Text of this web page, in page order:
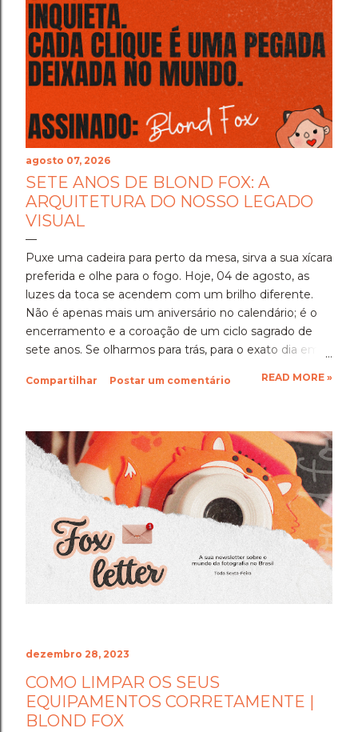
agosto 07, 2026
SETE ANOS DE BLOND FOX: A
ARQUITETURA DO NOSSO LEGADO
VISUAL
Puxe uma cadeira para perto da mesa, sirva a sua xícara
preferida e olhe para o fogo. Hoje, 04 de agosto, as
luzes da toca se acendem com um brilho diferente.
Não é apenas mais um aniversário no calendário; é o
encerramento e a coroação de um ciclo sagrado de
sete anos. ​Se olharmos para trás, para o exato dia em
imagem que vemos é a de uma semente corajosa.
superficial. Sete anos depois, aquela semente não
apenas fincou raízes profundas na terra, como se
tornou uma árvore imensa, com copa forte, capaz de
abrigar, inspirar e guiar uma comunidade inteira de
mentes inquietas. ​Sete é o número da transformação,
do estudo, do domínio da técnica e da conclusão de
um grande ciclo de criação. Chegar aos 7 anos
operando com autonomia, autoridade e
posicionamento de elite é a nossa maior conquista. ​✨️
O QUE APRENDEMOS NO CAMINH...
Compartilhar Postar um comentário READ MORE »
dezembro 28, 2023
COMO LIMPAR OS SEUS
EQUIPAMENTOS CORRETAMENTE |
BLOND FOX